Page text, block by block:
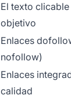
El texto
objetivo
Enlaces
nofollow)
Enlaces
calidad